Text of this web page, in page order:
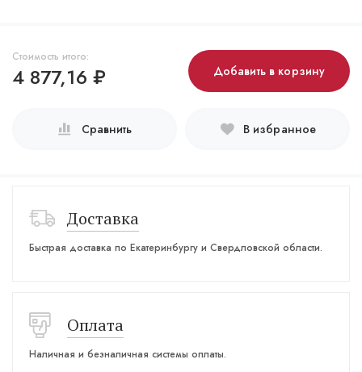
Стоимость итого:
4 877,16 ₽ Добавить в корзину
Сравнить В избранное
Доставка
Быстрая доставка по Екатеринбургу и Свердловской области.
Оплата
Наличная и безналичная системы оплаты.